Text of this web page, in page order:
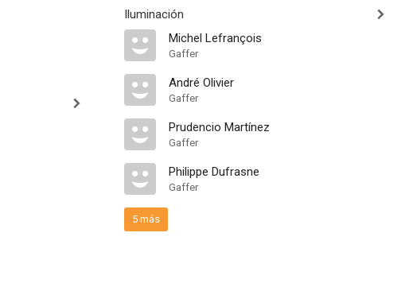
Iluminación
Michel Lefrançois
Gaffer
André Olivier
Gaffer
Prudencio Martínez
Gaffer
Philippe Dufrasne
Gaffer
5 más